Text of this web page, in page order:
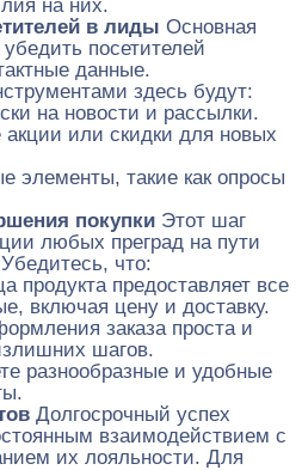
на них.
в лиды Основная
посетителей
данные.
здесь будут:
на новости и рассылки.
или скидки для новых
элементы, такие как опросы
покупки Этот шаг
любых преград на пути
что:
продукта предоставляет все
включая цену и доставку.
заказа проста и
шагов.
разнообразные и удобные
Долгосрочный успех
взаимодействием с
их лояльности. Для